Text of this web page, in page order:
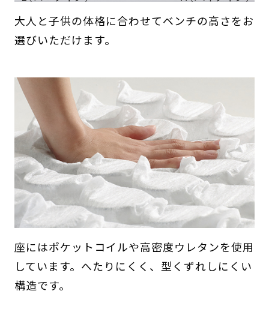
大人と子供の体格に合わせてベンチの高さをお
選びいただけます。
座にはポケットコイルや高密度ウレタンを使用
しています。へたりにくく、型くずれしにくい
構造です。